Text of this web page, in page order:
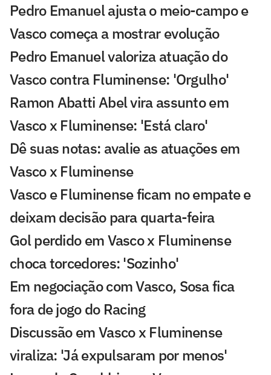
Pedro Emanuel ajusta o meio-campo e
Vasco começa a mostrar evolução
Pedro Emanuel valoriza atuação do
Vasco contra Fluminense: 'Orgulho'
Ramon Abatti Abel vira assunto em
Vasco x Fluminense: 'Está claro'
Dê suas notas: avalie as atuações em
Vasco x Fluminense
Vasco e Fluminense ficam no empate e
deixam decisão para quarta-feira
Gol perdido em Vasco x Fluminense
choca torcedores: 'Sozinho'
Em negociação com Vasco, Sosa fica
fora de jogo do Racing
Discussão em Vasco x Fluminense
viraliza: 'Já expulsaram por menos'